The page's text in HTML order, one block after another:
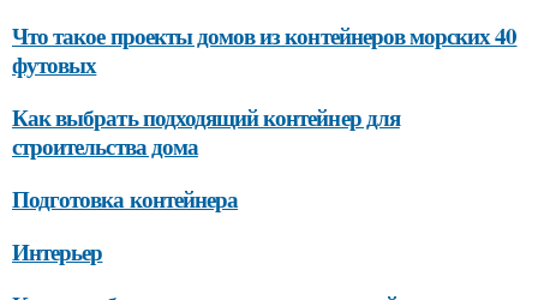
Что такое проекты домов из контейнеров морских 40
футовых
Как выбрать подходящий контейнер для
строительства дома
Подготовка контейнера
Интерьер